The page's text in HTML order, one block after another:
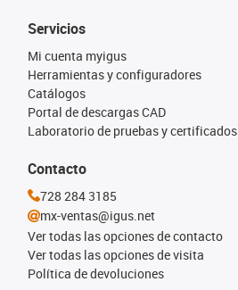
Servicios
Mi cuenta myigus
Herramientas y configuradores
Catálogos
Portal de descargas CAD
Laboratorio de pruebas y certificados
Contacto
728 284 3185
mx-ventas@igus.net
Ver todas las opciones de contacto
Ver todas las opciones de visita
Política de devoluciones